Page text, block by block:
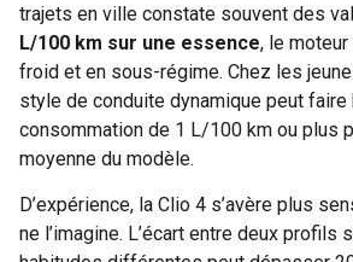
trajets en ville constate souvent des
L/100 km sur une essence, le
froid et en sous-régime. Chez les
style de conduite dynamique peut faire
consommation de 1 L/100 km ou plus
moyenne du modèle.
D’expérience, la Clio 4 s’avère plus
ne l’imagine. L’écart entre deux profils